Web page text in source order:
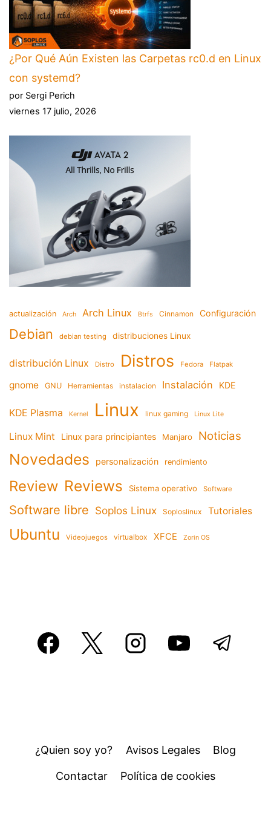
¿Por Qué Aún Existen las Carpetas rc0.d en Linux
con systemd?
por Sergi Perich
viernes 17 julio, 2026
actualización Arch Arch Linux Btrfs Cinnamon Configuración
Debian debian testing distribuciones Linux
distribución Linux Distro Distros Fedora Flatpak
gnome GNU Herramientas instalacion Instalación KDE
KDE Plasma Kernel Linux linux gaming Linux Lite
Linux Mint Linux para principiantes Manjaro Noticias
Novedades personalización rendimiento
Review Reviews Sistema operativo Software
Software libre Soplos Linux Soploslinux Tutoriales
Ubuntu Videojuegos virtualbox XFCE Zorin OS
¿Quien soy yo? Avisos Legales Blog
Contactar Política de cookies